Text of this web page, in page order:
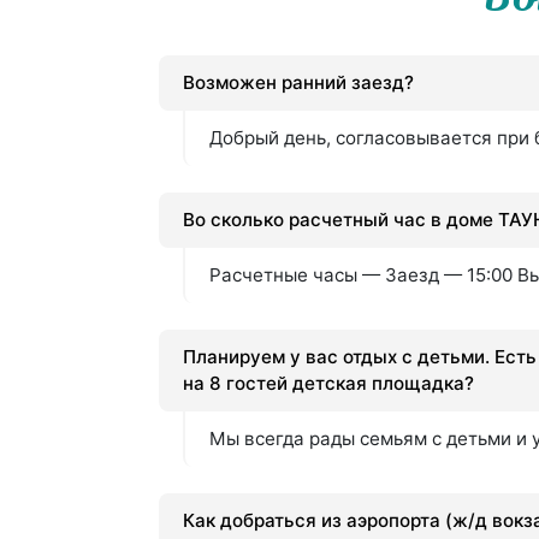
Возможен ранний заезд?
Добрый день, согласовывается при
Во сколько расчетный час в доме
Расчетные часы — Заезд — 15:00
Планируем у вас отдых с детьми.
на 8 гостей детская площадка?
Мы всегда рады семьям с детьми и
Как добраться из аэропорта (ж/д